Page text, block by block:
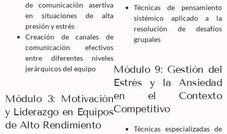
de comunicación asertiva
en situaciones de alta
presión y estrés
Creación de canales de
comunicación efectivos
entre diferentes niveles
jerárquicos del equipo
Módulo 3: Motivación
y Liderazgo en Equipos
de Alto Rendimiento
Técnicas de pensamiento
sistémico aplicado a la
resolución de desafíos
grupales
Módulo 9: Gestión del
Estrés y la Ansiedad
en el Contexto
Competitivo
Técnicas especializadas de